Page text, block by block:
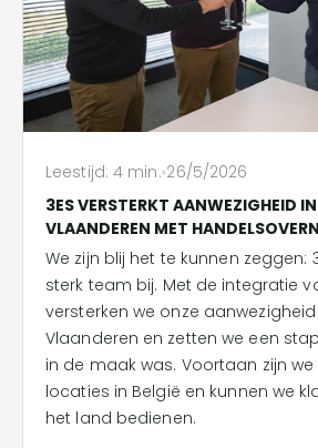
Leestijd: 4 min. 26/5/2026
3ES VERSTERKT AANWEZIGHEID
VLAANDEREN MET
We zijn blij het te kunnen zeggen:
sterk team bij. Met de integratie
versterken we onze
Vlaanderen en zetten we een
in de maak was. Voortaan zijn
locaties in België en kunnen we
het land bedienen.